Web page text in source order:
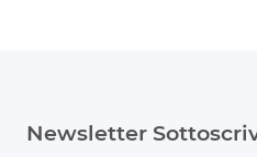
Newsletter